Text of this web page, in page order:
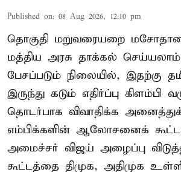
Published on: 08 Aug 2026, 12:10 pm
தொகுதி மறுவரையறை
மத்திய அரசு தாக்கல்
பேசப்படும் நிலையில், இதற்கு
இருந்து கடும் எதிர்ப்பு கிளம்பி
தொடர்பாக விவாதிக்க
எம்பிக்களின் ஆலோசனைக்
அமைச்சர் விஜய் அழைப்பு
கூட்டத்தை திமுக, அதிமுக